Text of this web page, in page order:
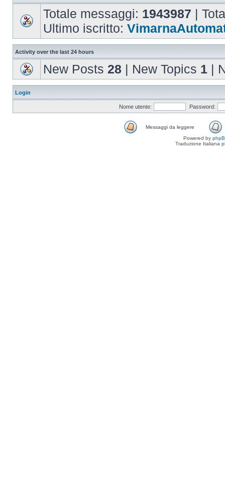
Totale messaggi: 1943987 |
Ultimo iscritto:
Activity over the last 24 hours
New Posts 28 | New Topics 1 |
Login
Nome utente: Password:
Messaggi da leggere
Powered by
Traduzione Italiana